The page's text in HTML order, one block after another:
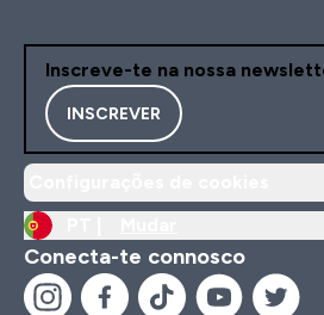
Inscreve-te na nossa
INSCREVER
Conecta-te connosco